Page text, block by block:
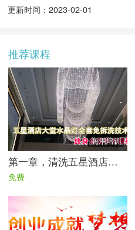
更新时间：2023-02-01
推荐课程
商用培训
第一章，清洗五星酒店大型水晶灯全套技术|免拆洗技术流程
免费